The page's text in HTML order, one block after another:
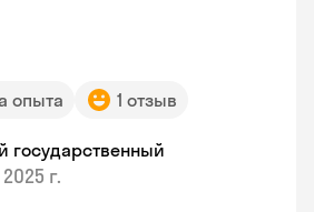
опыта 1 отзыв
государственный
2025 г.